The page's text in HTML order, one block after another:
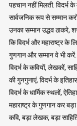
पहचान नहीं मिलती. विदर्भ
सार्वजनिक रूप से सम्मान
उनका सम्मान उद्धव ठाकरे,
कि विदर्भ और महाराष्ट्र के
गुणगान और सम्मान वे भी
विदर्भ के कवियों, लेखकों,
की गुनगुनाएं, विदर्भ के
विदर्भ के धार्मिक स्थलों,
महाराष्ट्र के गुणगान कर
कवि, बड़ा लेखक, बड़ा